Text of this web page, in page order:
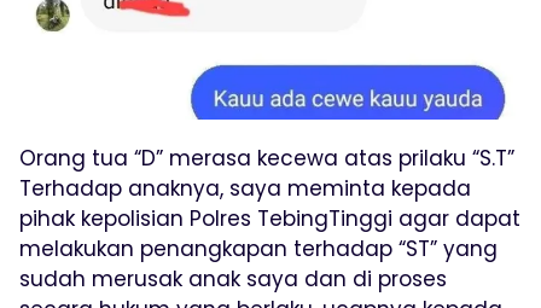
Orang tua “D” merasa kecewa atas prilaku “S.T”
Terhadap anaknya, saya meminta kepada
pihak kepolisian Polres TebingTinggi agar dapat
melakukan penangkapan terhadap “ST” yang
sudah merusak anak saya dan di proses